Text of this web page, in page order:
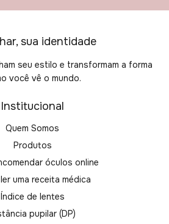
sua identidade
seu estilo e transformam a forma
você vê o mundo.
Institucional
Quem Somos
Produtos
óculos online
uma receita médica
Índice de lentes
pupilar (DP)